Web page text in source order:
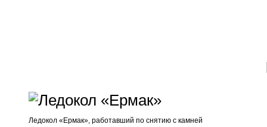
Ледокол «Ермак», работавший по снятию с камней